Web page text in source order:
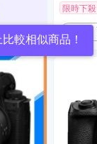
較相似商品！
限時下殺